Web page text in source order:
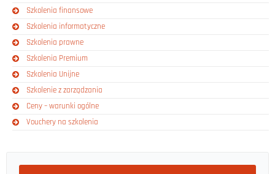
Szkolenia finansowe
Szkolenia informatyczne
Szkolenia prawne
Szkolenia Premium
Szkolenia Unijne
Szkolenie z zarządzania
Ceny – warunki ogólne
Vouchery na szkolenia